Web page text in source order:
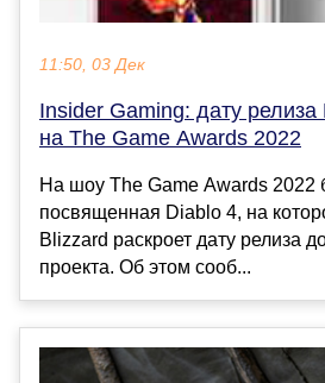
11:50, 03 Дек
Insider Gaming: дату
на The Game Awards 2022
На шоу The Game Awards 2022
посвященная Diablo 4, на
Blizzard раскроет дату релиза
проекта. Об этом сооб...